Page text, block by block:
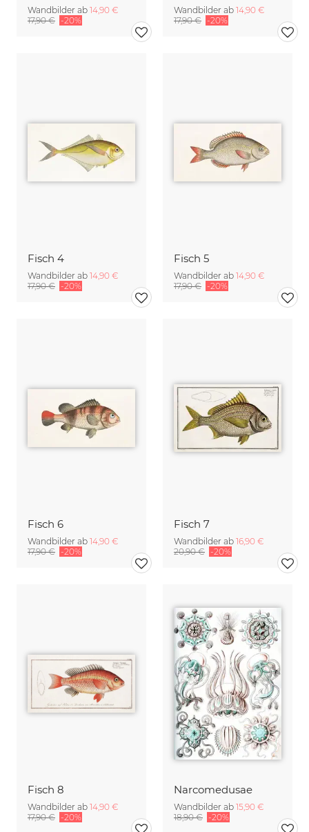
Wandbilder ab 14,90 €
17,90 € -20%
Wandbilder ab 14,90 €
17,90 € -20%
Fisch 4
Wandbilder ab 14,90 €
17,90 € -20%
Fisch 5
Wandbilder ab 14,90 €
17,90 € -20%
Fisch 6
Wandbilder ab 14,90 €
17,90 € -20%
Fisch 7
Wandbilder ab 16,90 €
20,90 € -20%
Fisch 8
Wandbilder ab 14,90 €
17,90 € -20%
Narcomedusae
Wandbilder ab 15,90 €
18,90 € -20%